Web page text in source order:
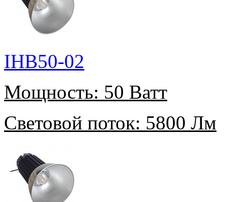
IHB50-02
Мощность: 50 Ватт
Световой поток: 5800 Лм